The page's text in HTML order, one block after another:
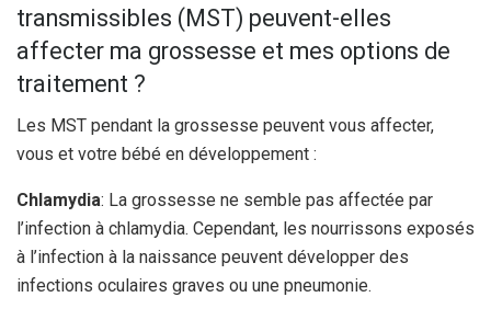
transmissibles (MST) peuvent-elles
affecter ma grossesse et mes options de
traitement ?
Les MST pendant la grossesse peuvent vous affecter,
vous et votre bébé en développement :
Chlamydia: La grossesse ne semble pas affectée par
l’infection à chlamydia. Cependant, les nourrissons exposés
à l’infection à la naissance peuvent développer des
infections oculaires graves ou une pneumonie.